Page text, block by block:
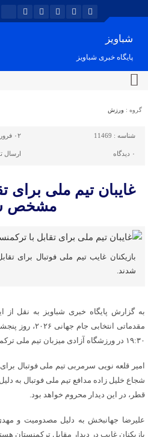
شباویز
پایگاه خبری شباویز
گروه : ورزش
شناسه : 11469 ۰۲ فروردین ۱۴۰۳ - ۰:۰۳
۰ دیدگاه ارسال
غایبان تیم ملی برای
مشخص
بازیکنان غایب تیم ملی فوتبال برای
شدند.
به گزارش پایگاه خبری شباویز به نقل از
۱۹:۳۰ در ورزشگاه آزادی میزبان تیم ملی ترکمنستان است.
شجاع خلیل زاده مدافع تیم ملی فوتبال به
قطر، در این دیدار محروم خواهد بود.
علیرضا جهانبخش به دلیل مصدومیت و
بازیکنان غایب در دیدار مقابل ترکمنستان